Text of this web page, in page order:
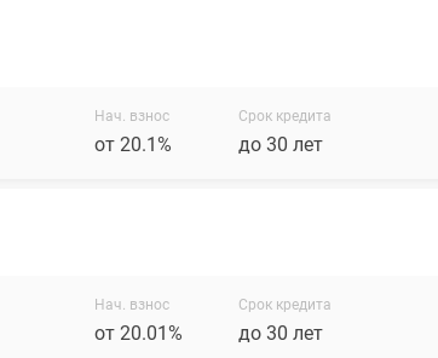
Нач. взнос
от 20.1%
Срок кредита
до 30 лет
Нач. взнос
от 20.01%
Срок кредита
до 30 лет